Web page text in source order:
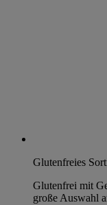
Glutenfreies
Glutenfrei mit
große Auswahl